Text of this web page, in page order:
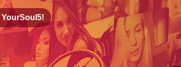
YourSoul5!